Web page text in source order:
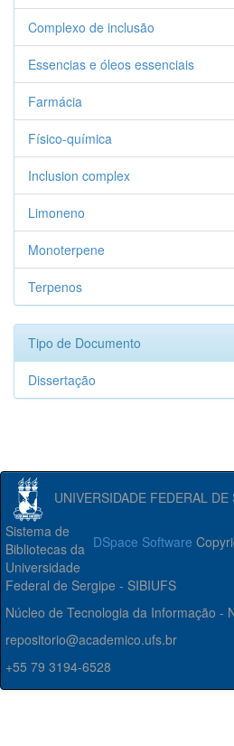
Complexo de inclusão
Essencias e óleos essenciais
Farmácia
Físico-química
Inclusion complex
Limoneno
Monoterpene
Terpenos
Tipo de Documento
Dissertação
UNIVERSIDADE FEDERAL DE
DSpace Software
Sistema de
Bibliotecas da
Universidade
Federal de Sergipe - SIBIUFS
Núcleo de Tecnologia da Informação -
repositorio@academico.ufs.br
+55 79 3194-6528